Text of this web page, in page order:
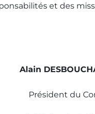
et des
Alain
du